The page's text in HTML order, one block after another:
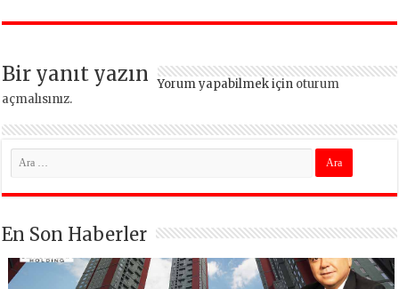
Bir yanıt yazın Yorum yapabilmek için oturum
açmalısınız.
En Son Haberler